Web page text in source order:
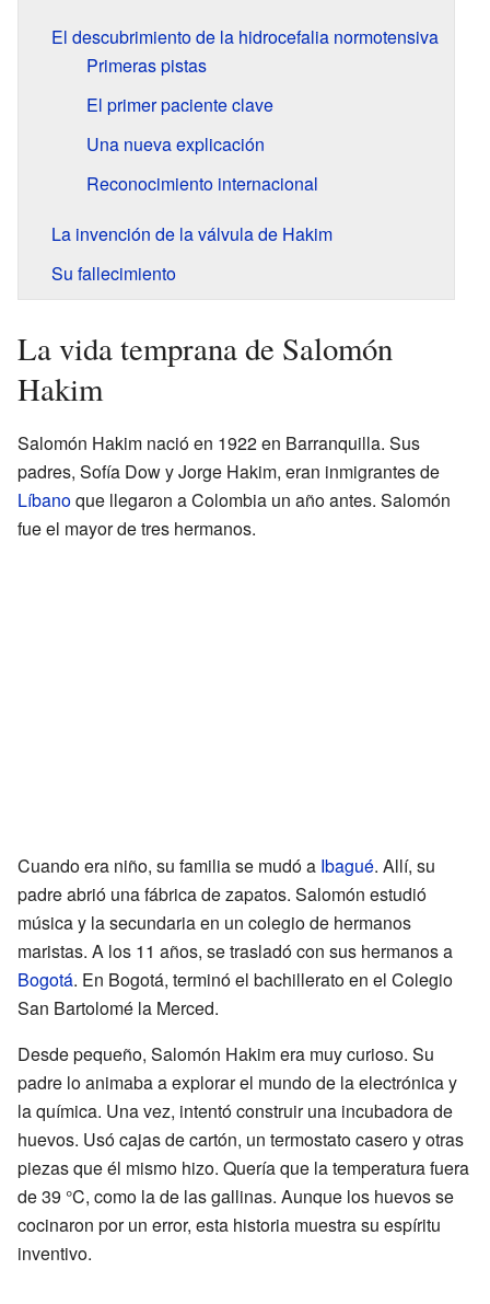
El descubrimiento de la hidrocefalia normotensiva
Primeras pistas
El primer paciente clave
Una nueva explicación
Reconocimiento internacional
La invención de la válvula de Hakim
Su fallecimiento
La vida temprana de Salomón
Hakim
Salomón Hakim nació en 1922 en Barranquilla. Sus
padres, Sofía Dow y Jorge Hakim, eran inmigrantes de
Líbanoque llegaron a Colombia un año antes. Salomón
fue el mayor de tres hermanos.
Cuando era niño, su familia se mudó a Ibagué. Allí, su
padre abrió una fábrica de zapatos. Salomón estudió
música y la secundaria en un colegio de hermanos
maristas. A los 11 años, se trasladó con sus hermanos a
Bogotá. En Bogotá, terminó el bachillerato en el Colegio
San Bartolomé la Merced.
Desde pequeño, Salomón Hakim era muy curioso. Su
padre lo animaba a explorar el mundo de la electrónica y
la química. Una vez, intentó construir una incubadora de
huevos. Usó cajas de cartón, un termostato casero y otras
piezas que él mismo hizo. Quería que la temperatura fuera
de 39 °C, como la de las gallinas. Aunque los huevos se
cocinaron por un error, esta historia muestra su espíritu
inventivo.